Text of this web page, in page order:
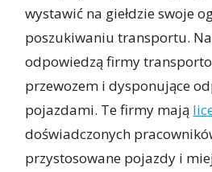
wystawić na giełdzie swoje
poszukiwaniu transportu. Na
odpowiedzą firmy
przewozem i dysponujące
pojazdami. Te firmy mają
doświadczonych
przystosowane pojazdy i